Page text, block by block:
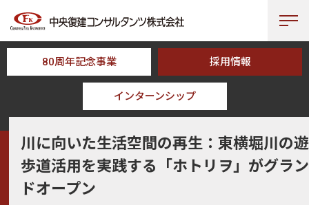
80周年記念事業 採用情報
インターンシップ
川に向いた生活空間の再生：東横堀川の遊歩道活
川に向いた生活空間の再生：東横堀川の遊
歩道活用を実践する「ホトリヲ」がグラン
ドオープン